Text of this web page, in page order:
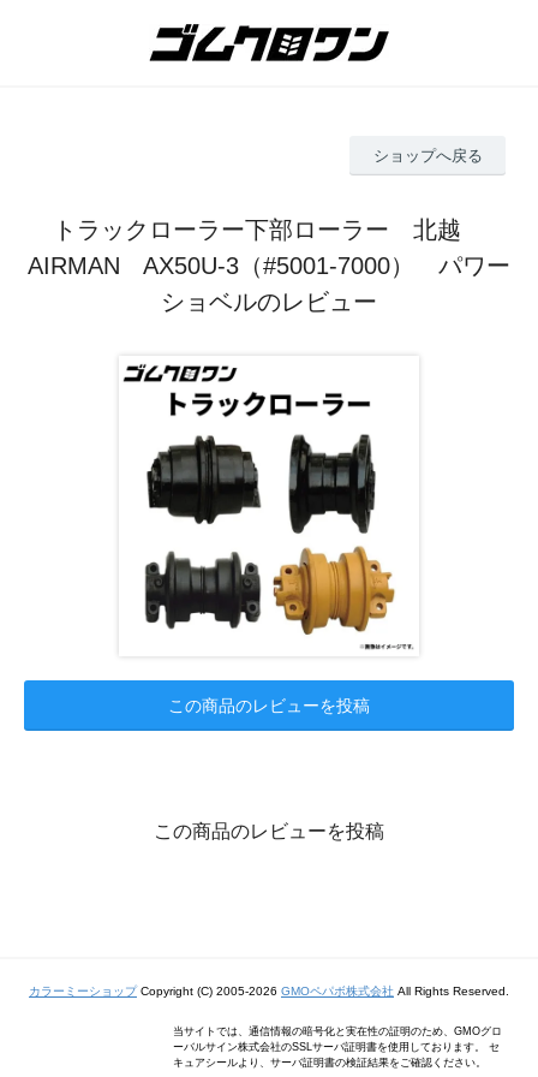
ショップへ戻る
トラックローラー下部ローラー 北越
AIRMAN AX50U-3（#5001-7000） パワー
ショベルのレビュー
この商品のレビューを投稿
この商品のレビューを投稿
カラーミーショップCopyright (C) 2005-2026 GMOペパボ株式会社 All Rights Reserved.
当サイトでは、通信情報の暗号化と実在性の証明のため、GMOグロ
ーバルサイン株式会社のSSLサーバ証明書を使用しております。 セ
キュアシールより、サーバ証明書の検証結果をご確認ください。